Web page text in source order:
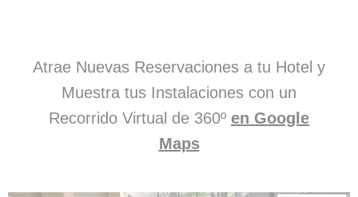
Atrae Nuevas Reservaciones a tu Hotel y
Muestra tus Instalaciones con un
Recorrido Virtual de 360º en Google
Maps